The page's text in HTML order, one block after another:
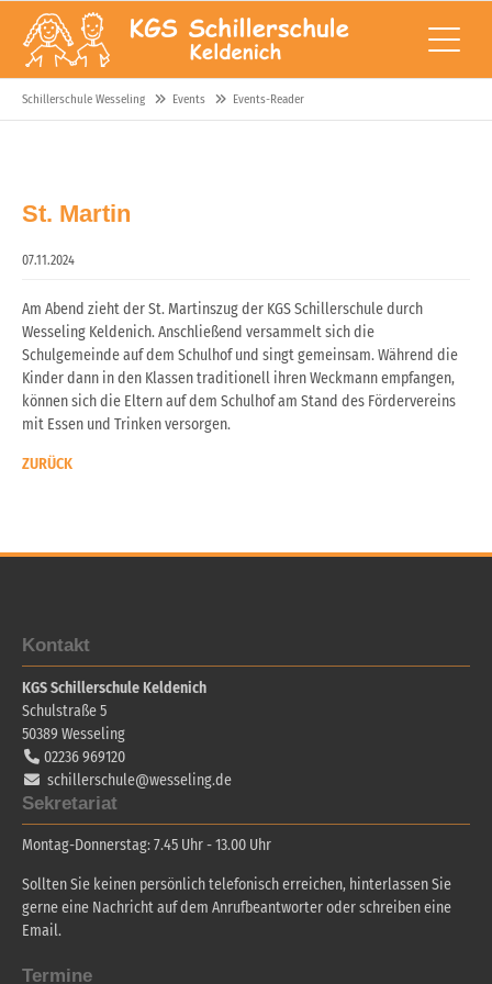
Schillerschule Wesseling Events Events-Reader
St. Martin
07.11.2024
Am Abend zieht der St. Martinszug der KGS Schillerschule durch
Wesseling Keldenich. Anschließend versammelt sich die
Schulgemeinde auf dem Schulhof und singt gemeinsam. Während die
Kinder dann in den Klassen traditionell ihren Weckmann empfangen,
können sich die Eltern auf dem Schulhof am Stand des Fördervereins
mit Essen und Trinken versorgen.
ZURÜCK
Kontakt
KGS Schillerschule Keldenich
Schulstraße 5
50389 Wesseling
02236 969120
schillerschule@wesseling.de
Sekretariat
Montag-Donnerstag: 7.45 Uhr - 13.00 Uhr
Sollten Sie keinen persönlich telefonisch erreichen, hinterlassen Sie
gerne eine Nachricht auf dem Anrufbeantworter oder schreiben eine
Email.
Termine